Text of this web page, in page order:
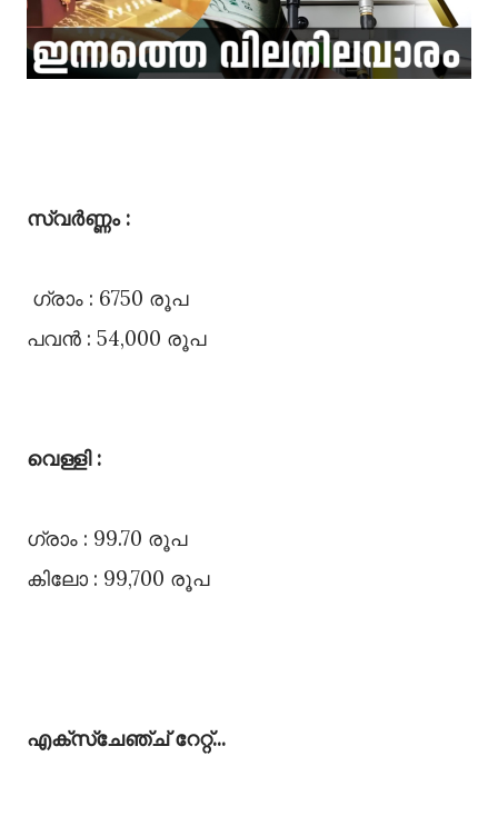
സ്വർണ്ണം :
ഗ്രാം : 6750 രൂപ
പവൻ : 54,000 രൂപ
വെള്ളി :
ഗ്രാം : 99.70 രൂപ
കിലോ : 99,700 രൂപ
എക്സ്ചേഞ്ച്‌ റേറ്റ്‌...